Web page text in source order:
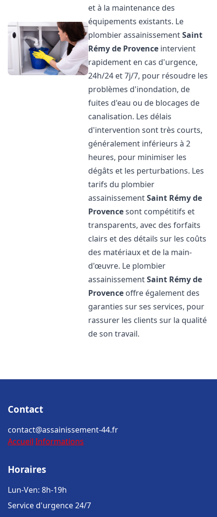
et à la maintenance des
équipements existants. Le
plombier assainissementSaint
Rémy de Provence intervient
rapidement en cas d'urgence,
24h/24 et 7j/7, pour résoudre les
problèmes d'inondation, de
fuites d'eau ou de blocages de
canalisation. Les délais
d'intervention sont très courts,
généralement inférieurs à 2
heures, pour minimiser les
dégâts et les perturbations. Les
tarifs du plombier
assainissementSaint Rémy de
Provencesont compétitifs et
transparents, avec des forfaits
clairs et des détails sur les coûts
des matériaux et de la main-
d'œuvre. Le plombier
assainissementSaint Rémy de
Provence offre également des
garanties sur ses services, pour
rassurer les clients sur la qualité
de son travail.
Contact
contact@assainissement-44.fr
Accueil Informations
Horaires
Lun-Ven: 8h-19h
Service d'urgence 24/7